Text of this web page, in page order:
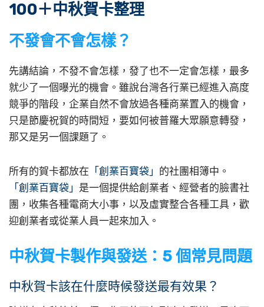
100＋中秋賀卡整理
不發會不會怎樣？
先講結論，不發不會怎樣，發了也不一定會怎樣，最多
就少了一個曝光的機會。雖說台灣各行業已經進入高度
競爭的階段，企業自然不會放過各種商業置入的機會，
只是節慶祝賀的時間短，要如何被普羅大眾願意轉發，
那又是另一個課題了。
所有的賀卡都放在 「創業百寶袋」 的社團相簿中。
「創業百寶袋」 是一個提供給創業者、經營者的臉書社
團，收集各種電商大小事，以及虛實整合各種工具，歡
迎創業者或從業人員一起來加入。
中秋賀卡製作與發送：5 個常見問題
中秋賀卡該在什麼時候發送最有效果？